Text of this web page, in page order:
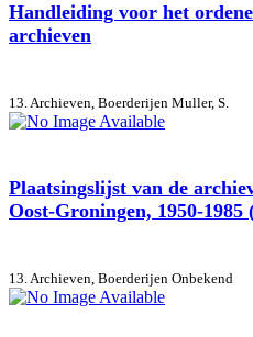
Handleiding voor het
archieven
13. Archieven, Boerderijen Muller, S.
Plaatsingslijst van de
Oost-Groningen, 1950-1985
13. Archieven, Boerderijen Onbekend